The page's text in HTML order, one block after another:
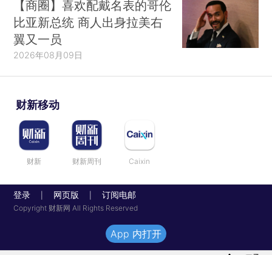
【商圈】喜欢配戴名表的哥伦
比亚新总统 商人出身拉美右
翼又一员
2026年08月09日
财新移动
财新 财新周刊 Caixin
登录 网页版 订阅电邮
Copyright 财新网 All Rights Reserved
App 内打开